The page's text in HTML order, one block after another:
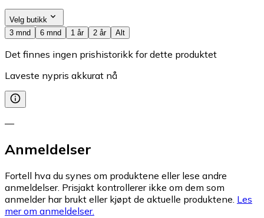
Velg butikk
3 mnd
6 mnd 1 år 2 år Alt
Det finnes ingen prishistorikk for dette produktet
Laveste nypris akkurat nå
—
Anmeldelser
Fortell hva du synes om produktene eller lese andre
anmeldelser. Prisjakt kontrollerer ikke om dem som
anmelder har brukt eller kjøpt de aktuelle produktene. Les
mer om anmeldelser.